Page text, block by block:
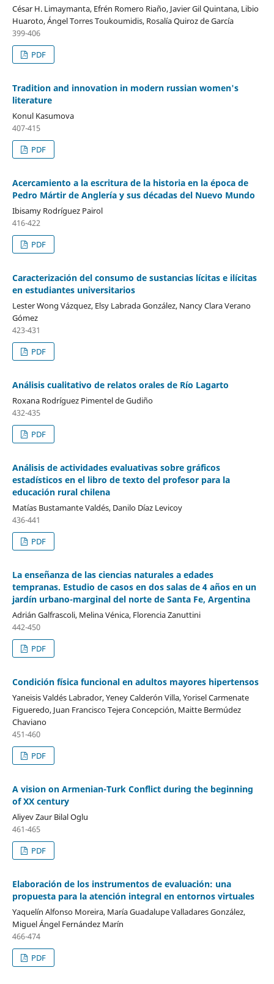
César H. Limaymanta, Efrén Romero Riaño, Javier Gil Quintana, Libio
Huaroto, Ángel Torres Toukoumidis, Rosalía Quiroz de García
399-406
PDF
Tradition and innovation in modern russian women's
literature
Konul Kasumova
407-415
PDF
Acercamiento a la escritura de la historia en la época de
Pedro Mártir de Anglería y sus décadas del Nuevo Mundo
Ibisamy Rodríguez Pairol
416-422
PDF
Caracterización del consumo de sustancias lícitas e ilícitas
en estudiantes universitarios
Lester Wong Vázquez, Elsy Labrada González, Nancy Clara Verano
Gómez
423-431
PDF
Análisis cualitativo de relatos orales de Río Lagarto
Roxana Rodríguez Pimentel de Gudiño
432-435
PDF
Análisis de actividades evaluativas sobre gráficos
estadísticos en el libro de texto del profesor para la
educación rural chilena
Matías Bustamante Valdés, Danilo Díaz Levicoy
436-441
PDF
La enseñanza de las ciencias naturales a edades
tempranas. Estudio de casos en dos salas de 4 años en un
jardín urbano-marginal del norte de Santa Fe, Argentina
Adrián Galfrascoli, Melina Vénica, Florencia Zanuttini
442-450
PDF
Condición física funcional en adultos mayores hipertensos
Yaneisis Valdés Labrador, Yeney Calderón Villa, Yorisel Carmenate
Figueredo, Juan Francisco Tejera Concepción, Maitte Bermúdez
Chaviano
451-460
PDF
A vision on Armenian-Turk Conflict during the beginning
of XX century
Aliyev Zaur Bilal Oglu
461-465
PDF
Elaboración de los instrumentos de evaluación: una
propuesta para la atención integral en entornos virtuales
Yaquelín Alfonso Moreira, María Guadalupe Valladares González,
Miguel Ángel Fernández Marín
466-474
PDF